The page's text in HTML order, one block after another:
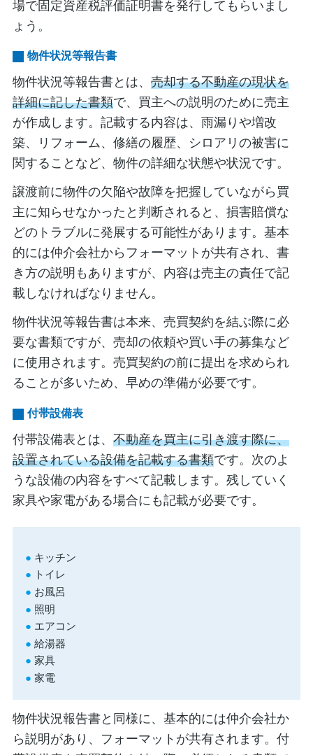
場で固定資産税評価証明書を発行してもらいまし
ょう。
物件状況等報告書
物件状況等報告書とは、 売却する不動産の現状を
詳細に記した書類で、買主への説明のために売主
が作成します。記載する内容は、雨漏りや増改
築、リフォーム、修繕の履歴、シロアリの被害に
関することなど、物件の詳細な状態や状況です。
譲渡前に物件の欠陥や故障を把握していながら買
主に知らせなかったと判断されると、損害賠償な
どのトラブルに発展する可能性があります。基本
的には仲介会社からフォーマットが共有され、書
き方の説明もありますが、内容は売主の責任で記
載しなければなりません。
物件状況等報告書は本来、売買契約を結ぶ際に必
要な書類ですが、売却の依頼や買い手の募集など
に使用されます。売買契約の前に提出を求められ
ることが多いため、早めの準備が必要です。
付帯設備表
付帯設備表とは、 不動産を買主に引き渡す際に、
設置されている設備を記載する書類です。次のよ
うな設備の内容をすべて記載します。残していく
家具や家電がある場合にも記載が必要です。
キッチン
トイレ
お風呂
照明
エアコン
給湯器
家具
家電
物件状況報告書と同様に、基本的には仲介会社か
ら説明があり、フォーマットが共有されます。付